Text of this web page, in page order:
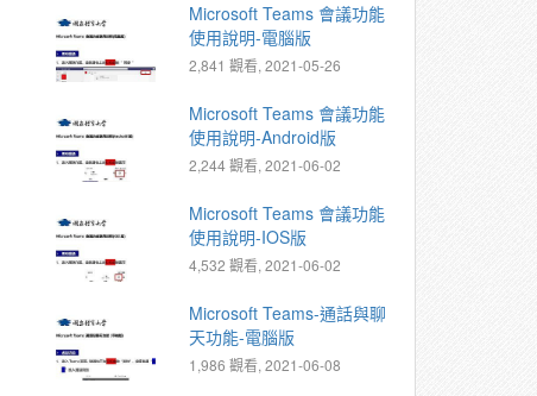
Microsoft Teams 會議功能
使用說明-電腦版
2,841 觀看, 2021-05-26
Microsoft Teams 會議功能
使用說明-Android版
2,244 觀看, 2021-06-02
Microsoft Teams 會議功能
使用說明-IOS版
4,532 觀看, 2021-06-02
Microsoft Teams-通話與聊
天功能-電腦版
1,986 觀看, 2021-06-08